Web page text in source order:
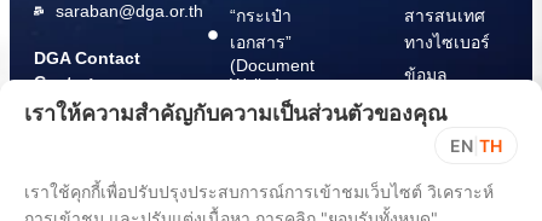
saraban@dga.or.th
DGA Contact
Center:
(+66) 02 612
6060
“กระเป๋า
เอกสาร”
(Document
Wallet)
สารสนเทศ
ทางไซเบอร์
ข้อมูล
ปฏิบัติตาม
พ.ร.บ. การ
ปฏิบัติราชการ
ทาง
เราให้ความสำคัญกับความเป็นส่วนตัวของคุณ
EN TH
เราใช้คุกกี้เพื่อปรับปรุงประสบการณ์การเข้าชมเว็บไซต์ วิเคราะห์